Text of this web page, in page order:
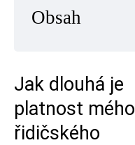
Obsah
Jak dlouhá je
platnost mého
řidičského